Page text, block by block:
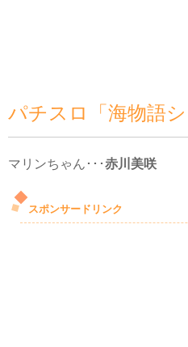
パチスロ「海物語
マリンちゃん･･･赤川美咲
スポンサードリンク